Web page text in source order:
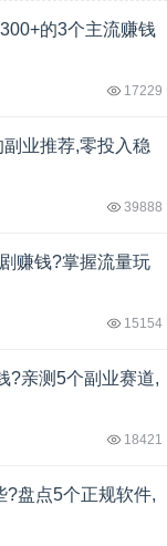
的3个主流赚钱
17229
业推荐,零投入稳
39888
赚钱?掌握流量玩
15154
?亲测5个副业赛道,
18421
?盘点5个正规软件,